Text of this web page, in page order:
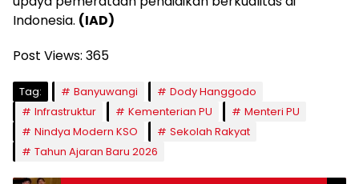
Indonesia. (IAD)
Post Views: 365
Tag: Banyuwangi
Dody Hanggodo
Infrastruktur
Kementerian PU
Menteri PU
Nindya Modern KSO
Sekolah Rakyat
Tahun Ajaran Baru 2026